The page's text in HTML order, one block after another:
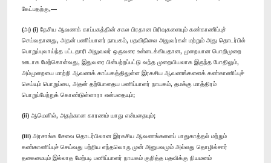
கேட்பதற்கு,—
(அ) (i) தேசிய ஆவணக் காப்பகத்தின் சகல பிரதான பிரிவுகளையும் கண்காணிப்புச்
செய்வதானது, அதன் பணிப்பாளர் நாயகம், பதவிநிலை அலுவர்கள் மற்றும் அது தொடர்பில்
பொறுப்புவாய்ந்த பட்டதாரி அலுவலர் ஒருவரை உள்ளடக்கியதான, முறையான பொறிமுறை
ஊடாக மேற்கொள்வது, இதுவரை பின்பற்றப்பட்டு வந்த முறையியலாக இருந்த போதிலும்,
அம்முறையை மாற்றி ஆவணக் காப்பகத்திலுள்ள இரகசிய ஆவணங்களைக் கண்காணிப்புச்
செய்யும் பொறுப்பை, அதன் தற்போதைய பணிப்பாளர் நாயகம், தமக்கு மாத்திரம்
பொறுப்பேற்றுக் கொண்டுள்ளாரா என்பதையும்;
(ii) ஆமெனில், அதற்கான காரணம் யாது என்பதையும்;
(iii) அரசாங்க சேவை தொடர்பிலான இரகசிய ஆவணங்களைப் பாதுகாத்தல் மற்றும்
கண்காணிப்புச் செய்வது பற்றிய எந்தவொரு முன் அனுபவமும் அல்லது தொழில்சார்
தகைமையும் இல்லாத மேற்படி பணிப்பாளர் நாயகம் குறித்த பதவிக்கு நியமனம்